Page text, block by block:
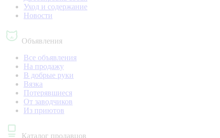
Уход и содержание
Новости
Объявления
Все объявления
На продажу
В добрые руки
Вязка
Потерявшиеся
От заводчиков
Из приютов
Каталог продавцов